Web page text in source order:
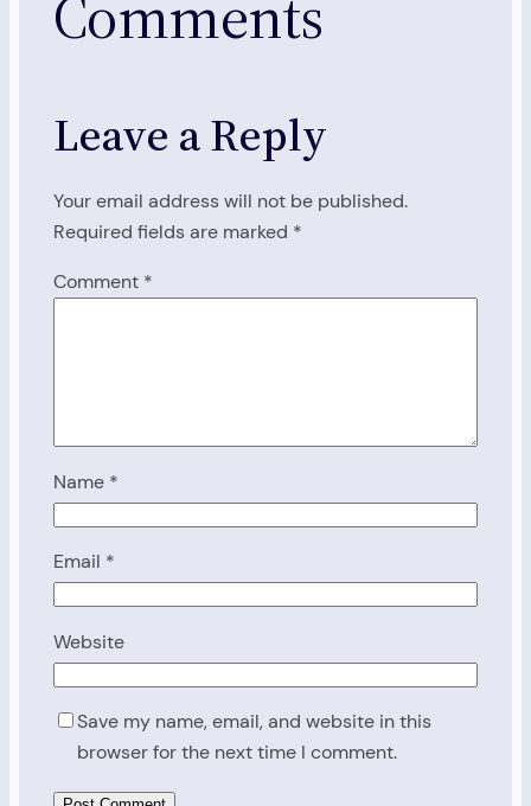
Leave a Reply
Your email address will not be published.
Required fields are marked *
Comment *
Name *
Email *
Website
Save my name, email, and website in this
browser for the next time I comment.